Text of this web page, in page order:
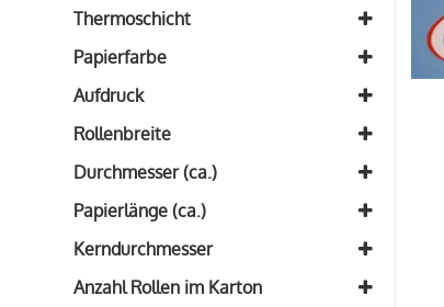
ca. 8 Jahre (1)
Thermoschicht
Außenseite
Papierfarbe
Weiß
Aufdruck
blanko (1)
Rollenbreite
Breite: 112mm (1)
Durchmesser (ca.)
Durchmesser: 46mm
Papierlänge (ca.)
Länge: 25m (1)
Kerndurchmesser
Kern: 12mm (1)
Anzahl Rollen im Karton